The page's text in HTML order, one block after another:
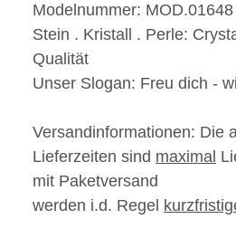
Modelnummer: MOD.01648
Stein . Kristall . Perle:
Qualität
Unser Slogan: Freu dich -
Versandinformationen: Die
Lieferzeiten sind maximal
mit Paketversand
werden i.d. Regel